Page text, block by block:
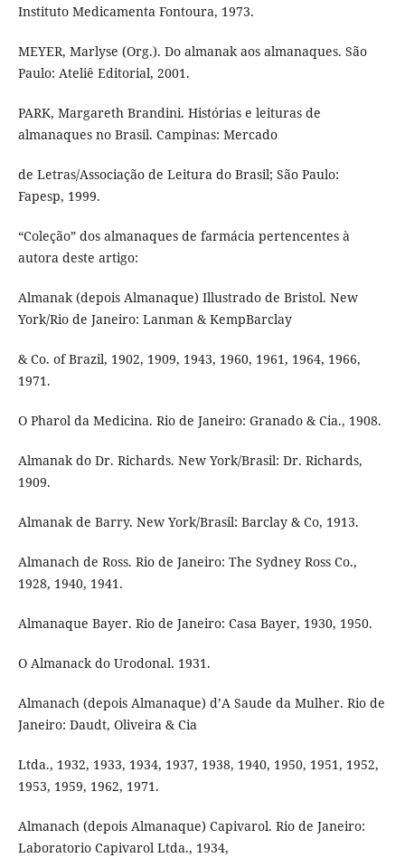
Instituto Medicamenta Fontoura, 1973.
MEYER, Marlyse (Org.). Do almanak aos almanaques. São
Paulo: Ateliê Editorial, 2001.
PARK, Margareth Brandini. Histórias e leituras de
almanaques no Brasil. Campinas: Mercado
de Letras/Associação de Leitura do Brasil; São Paulo:
Fapesp, 1999.
“Coleção” dos almanaques de farmácia pertencentes à
autora deste artigo:
Almanak (depois Almanaque) Illustrado de Bristol. New
York/Rio de Janeiro: Lanman & KempBarclay
& Co. of Brazil, 1902, 1909, 1943, 1960, 1961, 1964, 1966,
1971.
O Pharol da Medicina. Rio de Janeiro: Granado & Cia., 1908.
Almanak do Dr. Richards. New York/Brasil: Dr. Richards,
1909.
Almanak de Barry. New York/Brasil: Barclay & Co, 1913.
Almanach de Ross. Rio de Janeiro: The Sydney Ross Co.,
1928, 1940, 1941.
Almanaque Bayer. Rio de Janeiro: Casa Bayer, 1930, 1950.
O Almanack do Urodonal. 1931.
Almanach (depois Almanaque) d’A Saude da Mulher. Rio de
Janeiro: Daudt, Oliveira & Cia
Ltda., 1932, 1933, 1934, 1937, 1938, 1940, 1950, 1951, 1952,
1953, 1959, 1962, 1971.
Almanach (depois Almanaque) Capivarol. Rio de Janeiro:
Laboratorio Capivarol Ltda., 1934,